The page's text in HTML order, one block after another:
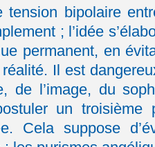
tension bipolaire
; l’idée
permanent, en
Il est
de l’image, du
un
Cela suppose